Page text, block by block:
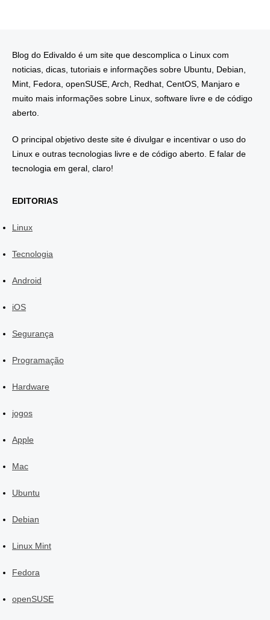
Blog do Edivaldo é um site que descomplica o Linux com
noticias, dicas, tutoriais e informações sobre Ubuntu, Debian,
Mint, Fedora, openSUSE, Arch, Redhat, CentOS, Manjaro e
muito mais informações sobre Linux, software livre e de código
aberto.
O principal objetivo deste site é divulgar e incentivar o uso do
Linux e outras tecnologias livre e de código aberto. E falar de
tecnologia em geral, claro!
EDITORIAS
Linux
Tecnologia
Android
iOS
Segurança
Programação
Hardware
jogos
Apple
Mac
Ubuntu
Debian
Linux Mint
Fedora
openSUSE